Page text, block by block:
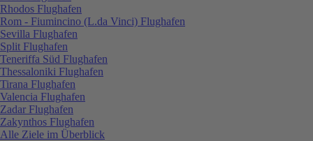
Rhodos Flughafen
Rom - Fiumincino (L.da Vinci) Flughafen
Sevilla Flughafen
Split Flughafen
Teneriffa Süd Flughafen
Thessaloniki Flughafen
Tirana Flughafen
Valencia Flughafen
Zadar Flughafen
Zakynthos Flughafen
Alle Ziele im Überblick